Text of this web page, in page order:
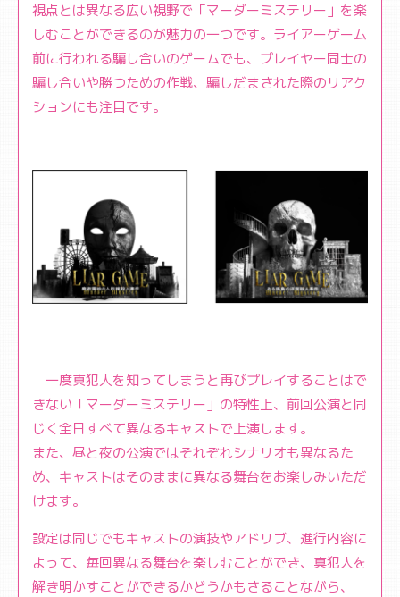
視点とは異なる広い視野で「マーダーミステリー」を楽
しむことができるのが魅力の一つです。ライアーゲーム
前に行われる騙し合いのゲームでも、プレイヤー同士の
騙し合いや勝つための作戦、騙しだまされた際のリアク
ションにも注目です。
一度真犯人を知ってしまうと再びプレイすることはで
きない「マーダーミステリー」の特性上、前回公演と同
じく全日すべて異なるキャストで上演します。
また、昼と夜の公演ではそれぞれシナリオも異なるた
め、キャストはそのままに異なる舞台をお楽しみいただ
けます。
設定は同じでもキャストの演技やアドリブ、進行内容に
よって、毎回異なる舞台を楽しむことができ、真犯人を
解き明かすことができるかどうかもさることながら、